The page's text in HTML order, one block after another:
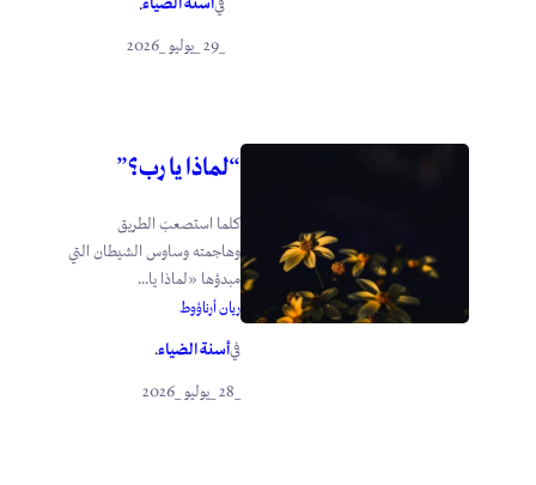
فيأسنة الضياء.
“لماذا يا رب؟”
كلما استصعبَ الطريق
وهاجمته وساوس الشيطان التي
مبدؤها «لماذا يا...
ريان أرناؤوط
فيأسنة الضياء.